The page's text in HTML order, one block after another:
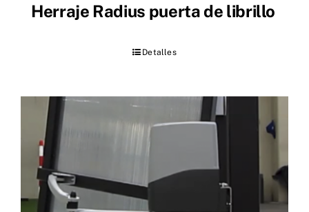
Herraje Radius puerta de librillo
Detalles